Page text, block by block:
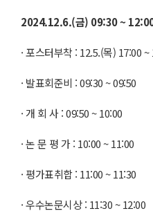
2024.12.6.(금) 09:30 ~
· 포스터부착 : 12.5.(목) 17:00
· 발표회준비 : 09:30 ~ 09:50
· 개 회 사 : 09:50 ~ 10:00
· 논 문 평 가 : 10:00 ~ 11:00
· 평가표취합 : 11:00 ~ 11:30
· 우수논문시상 : 11:30 ~ 12:00